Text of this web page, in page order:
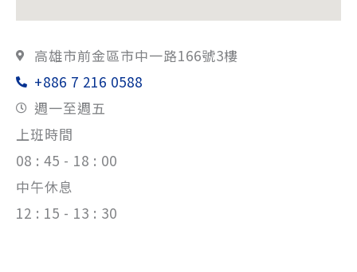
高雄市前金區市中一路166號3樓
+886 7 216 0588
週一至週五
上班時間
08 : 45 - 18 : 00
中午休息
12 : 15 - 13 : 30